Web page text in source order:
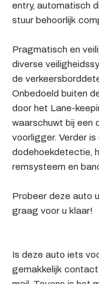
entry, automatisch
stuur behoorlijk
Pragmatisch en
diverse
de
Onbedoeld buiten
door het Lane-
waarschuwt bij een
voorligger. Verder
dodehoekdetectie,
remsysteem en
Probeer deze auto
graag voor u klaar!
Is deze auto iets
gemakkelijk